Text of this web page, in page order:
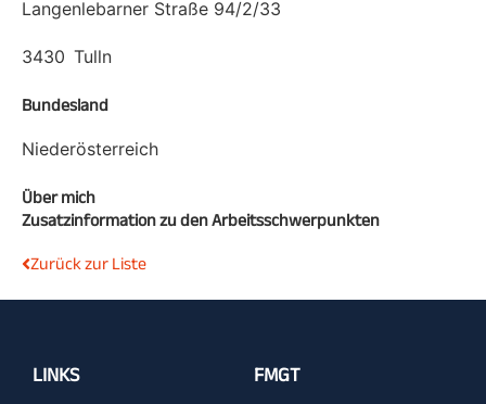
Langenlebarner Straße 94/2/33
3430 Tulln
Bundesland
Niederösterreich
Über mich
Zusatzinformation zu den Arbeitsschwerpunkten
Zurück zur Liste
LINKS FMGT